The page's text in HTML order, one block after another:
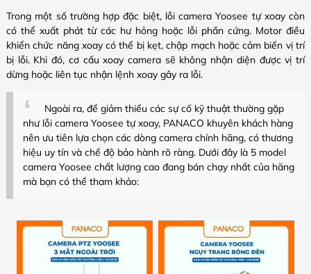
Trong một số trường hợp đặc biệt, lỗi camera Yoosee tự xoay còn
có thể xuất phát từ các hư hỏng hoặc lỗi phần cứng. Motor điều
khiển chức năng xoay có thể bị kẹt, chập mạch hoặc cảm biến vị trí
bị lỗi. Khi đó, cơ cấu xoay camera sẽ không nhận diện được vị trí
dừng hoặc liên tục nhận lệnh xoay gây ra lỗi.
Ngoài ra, để giảm thiểu các sự cố kỹ thuật thường gặp
như lỗi camera Yoosee tự xoay, PANACO khuyên khách hàng
nên ưu tiên lựa chọn các dòng camera chính hãng, có thương
hiệu uy tín và chế độ bảo hành rõ ràng. Dưới đây là 5 model
camera Yoosee chất lượng cao đang bán chạy nhất của hãng
mà bạn có thể tham khảo: